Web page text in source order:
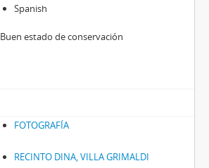
Spanish
Buen estado de conservación
FOTOGRAFÍA
RECINTO DINA, VILLA GRIMALDI